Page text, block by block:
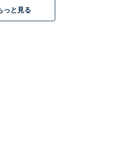
っと見る